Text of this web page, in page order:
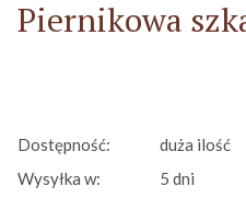
Piernikowa
Dostępność:
duża ilość
Wysyłka w:
5 dni